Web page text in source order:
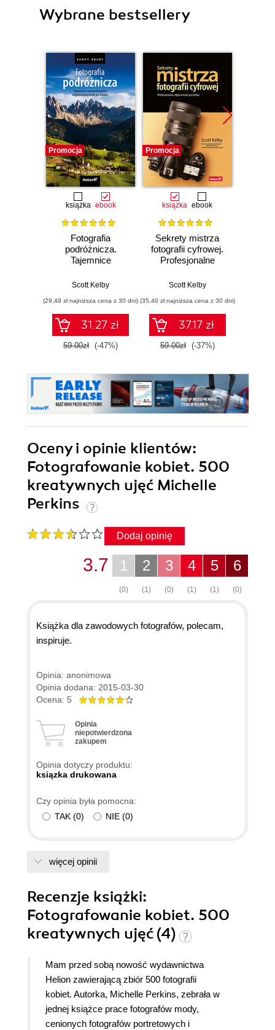
Wybrane bestsellery
Promocja
książka ebook
Fotografia
podróżnicza.
Tajemnice
wyjaśnione krok po
Scott Kelby
(29,49 zł najniższa cena z 30 dni)
31.27 zł
59.00zł (-47%)
Promocja
książka ebook
Sekrety mistrza
fotografii cyfrowej.
Profesjonalne
kroku
Scott Kelby
(35,40 zł najniższa cena z 30 dni)
37.17 zł
59.00zł (-37%)
Oceny i opinie klientów:
Fotografowanie kobiet. 500
kreatywnych ujęć Michelle
Perkins
Dodaj opinię
6
(0)
5
(1)
4
(1)
3
(0)
2
(1)
1
(0)
3.7
Książka dla zawodowych fotografów, polecam,
inspiruje.
Opinia: anonimowa
Opinia dodana: 2015-03-30
Ocena: 5
Opinia
niepotwierdzona
zakupem
Opinia dotyczy produktu:
ksiązka drukowana
Czy opinia była pomocna:
TAK (0) NIE (0)
więcej opinii
Recenzje książki:
Fotografowanie kobiet. 500
kreatywnych ujęć (4)
Mam przed sobą nowość wydawnictwa
Helion zawierającą zbiór 500 fotografii
kobiet. Autorka, Michelle Perkins, zebrała w
jednej książce prace fotografów mody,
cenionych fotografów portretowych i